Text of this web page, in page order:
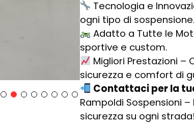
Tecnologia e
ogni tipo di sospensione.
Adatto a Tutte le
sportive e custom.
Migliori Prestazioni –
sicurezza e comfort di
Contattaci per la
Rampoldi Sospensioni
sicurezza su ogni strada!